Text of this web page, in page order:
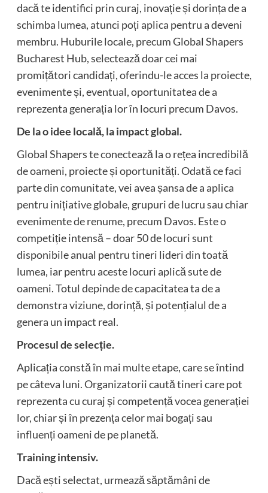
dacă te identifici prin curaj, inovație și dorința de a
schimba lumea, atunci poți aplica pentru a deveni
membru. Huburile locale, precum Global Shapers
Bucharest Hub, selectează doar cei mai
promițători candidați, oferindu-le acces la proiecte,
evenimente și, eventual, oportunitatea de a
reprezenta generația lor în locuri precum Davos.
De la o idee locală, la impact global.
Global Shapers te conectează la o rețea incredibilă
de oameni, proiecte și oportunități. Odată ce faci
parte din comunitate, vei avea șansa de a aplica
pentru inițiative globale, grupuri de lucru sau chiar
evenimente de renume, precum Davos. Este o
competiție intensă – doar 50 de locuri sunt
disponibile anual pentru tineri lideri din toată
lumea, iar pentru aceste locuri aplică sute de
oameni. Totul depinde de capacitatea ta de a
demonstra viziune, dorință, și potențialul de a
genera un impact real.
Procesul de selecție.
Aplicația constă în mai multe etape, care se întind
pe câteva luni. Organizatorii caută tineri care pot
reprezenta cu curaj și competență vocea generației
lor, chiar și în prezența celor mai bogați sau
influenți oameni de pe planetă.
Training intensiv.
Dacă ești selectat, urmează săptămâni de